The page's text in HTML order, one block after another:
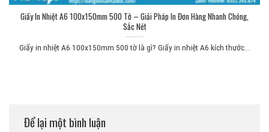
Giấy In Nhiệt A6 100x150mm 500 Tờ – Giải Pháp In Đơn Hàng Nhanh Chóng,
Sắc Nét
Giấy in nhiệt A6 100x150mm 500 tờ là gì? Giấy in nhiệt A6 kích thước...
Để lại một bình luận